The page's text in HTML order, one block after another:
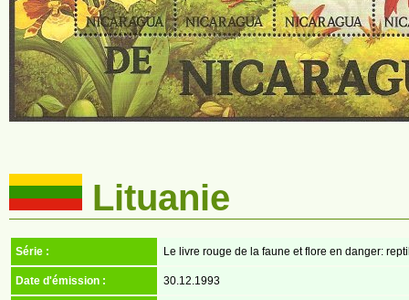
Lituanie
Série : Le livre rouge de la faune et flore en danger:
Date d'émission : 30.12.1993